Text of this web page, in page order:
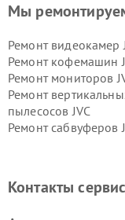
Мы
Ремонт видеокамер
Ремонт кофемашин
Ремонт мониторов
Ремонт
пылесосов JVC
Ремонт сабвуферов
Контакты